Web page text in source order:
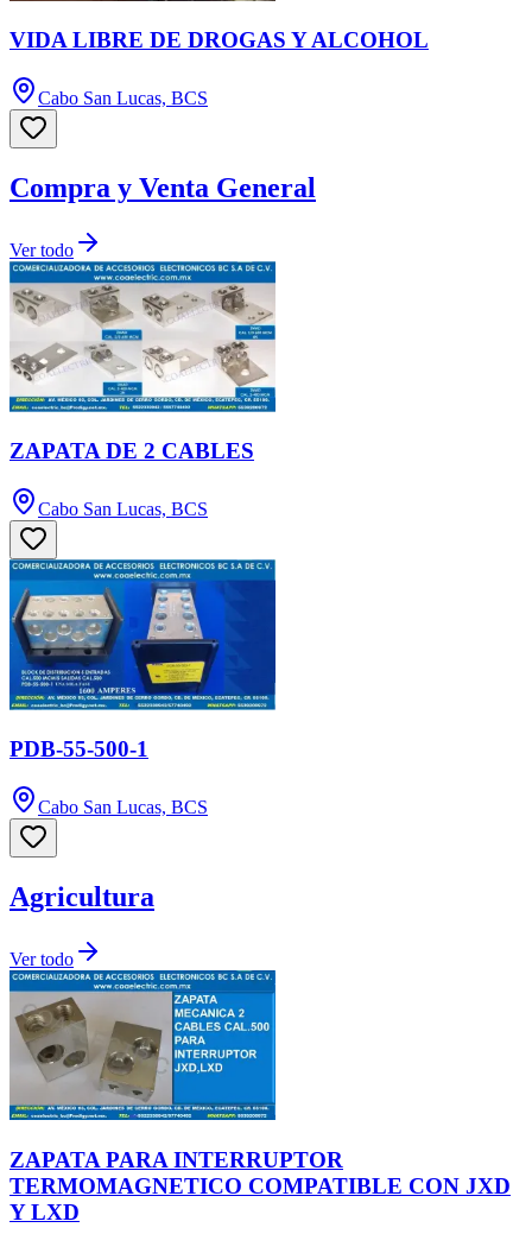
VIDA LIBRE DE DROGAS Y ALCOHOL
Cabo San Lucas, BCS
Compra y Venta General
Ver todo
ZAPATA DE 2 CABLES
Cabo San Lucas, BCS
PDB-55-500-1
Cabo San Lucas, BCS
Agricultura
Ver todo
ZAPATA PARA INTERRUPTOR
TERMOMAGNETICO COMPATIBLE CON JXD
Y LXD